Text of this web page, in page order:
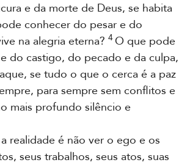
e da morte de Deus, se habita
conhecer do pesar e do
na alegria eterna? 4O que pode
do castigo, do pecado e da culpa,
se tudo o que o cerca é a paz
para sempre sem conflitos e
mais profundo silêncio e
realidade é não ver o ego e os
seus trabalhos, seus atos, suas